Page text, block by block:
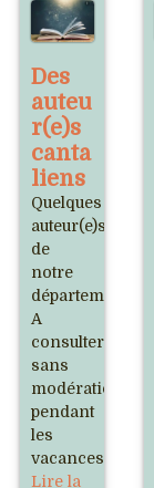
Des
auteu
r(e)s
canta
liens
Quelques
auteur(e)s
de
notre
département.
A
consulter
sans
modération
pendant
les
vacances.
Lire la